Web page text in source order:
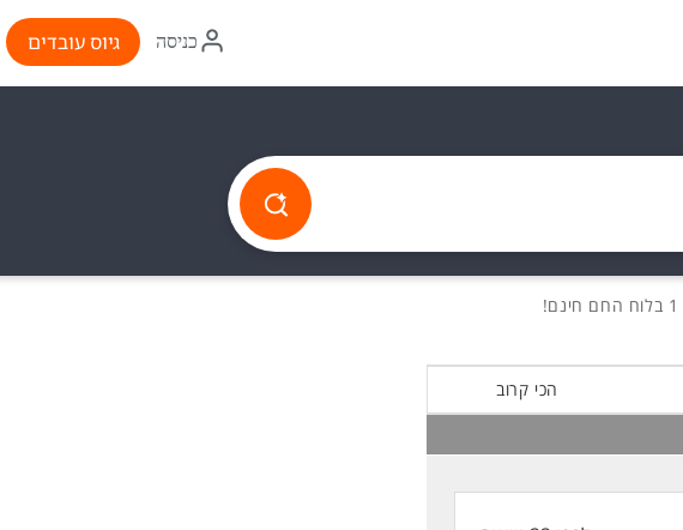
איקון
התחברות
כניסה גיוס עובדים
הכי קרוב